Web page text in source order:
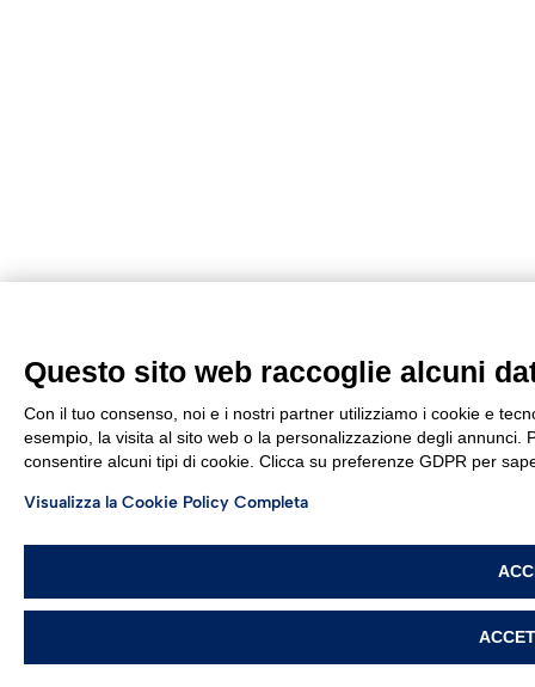
Questo sito web raccoglie alcuni
Con il tuo consenso, noi e i nostri partner utilizziamo i cookie e
esempio, la visita al sito web o la personalizzazione degli
consentire alcuni tipi di cookie. Clicca su preferenze GDPR per
Visualizza la Cookie Policy Completa